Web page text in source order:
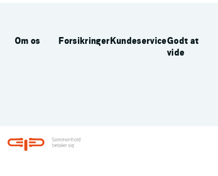
Om os ForsikringerKundeserviceGodt at
vide